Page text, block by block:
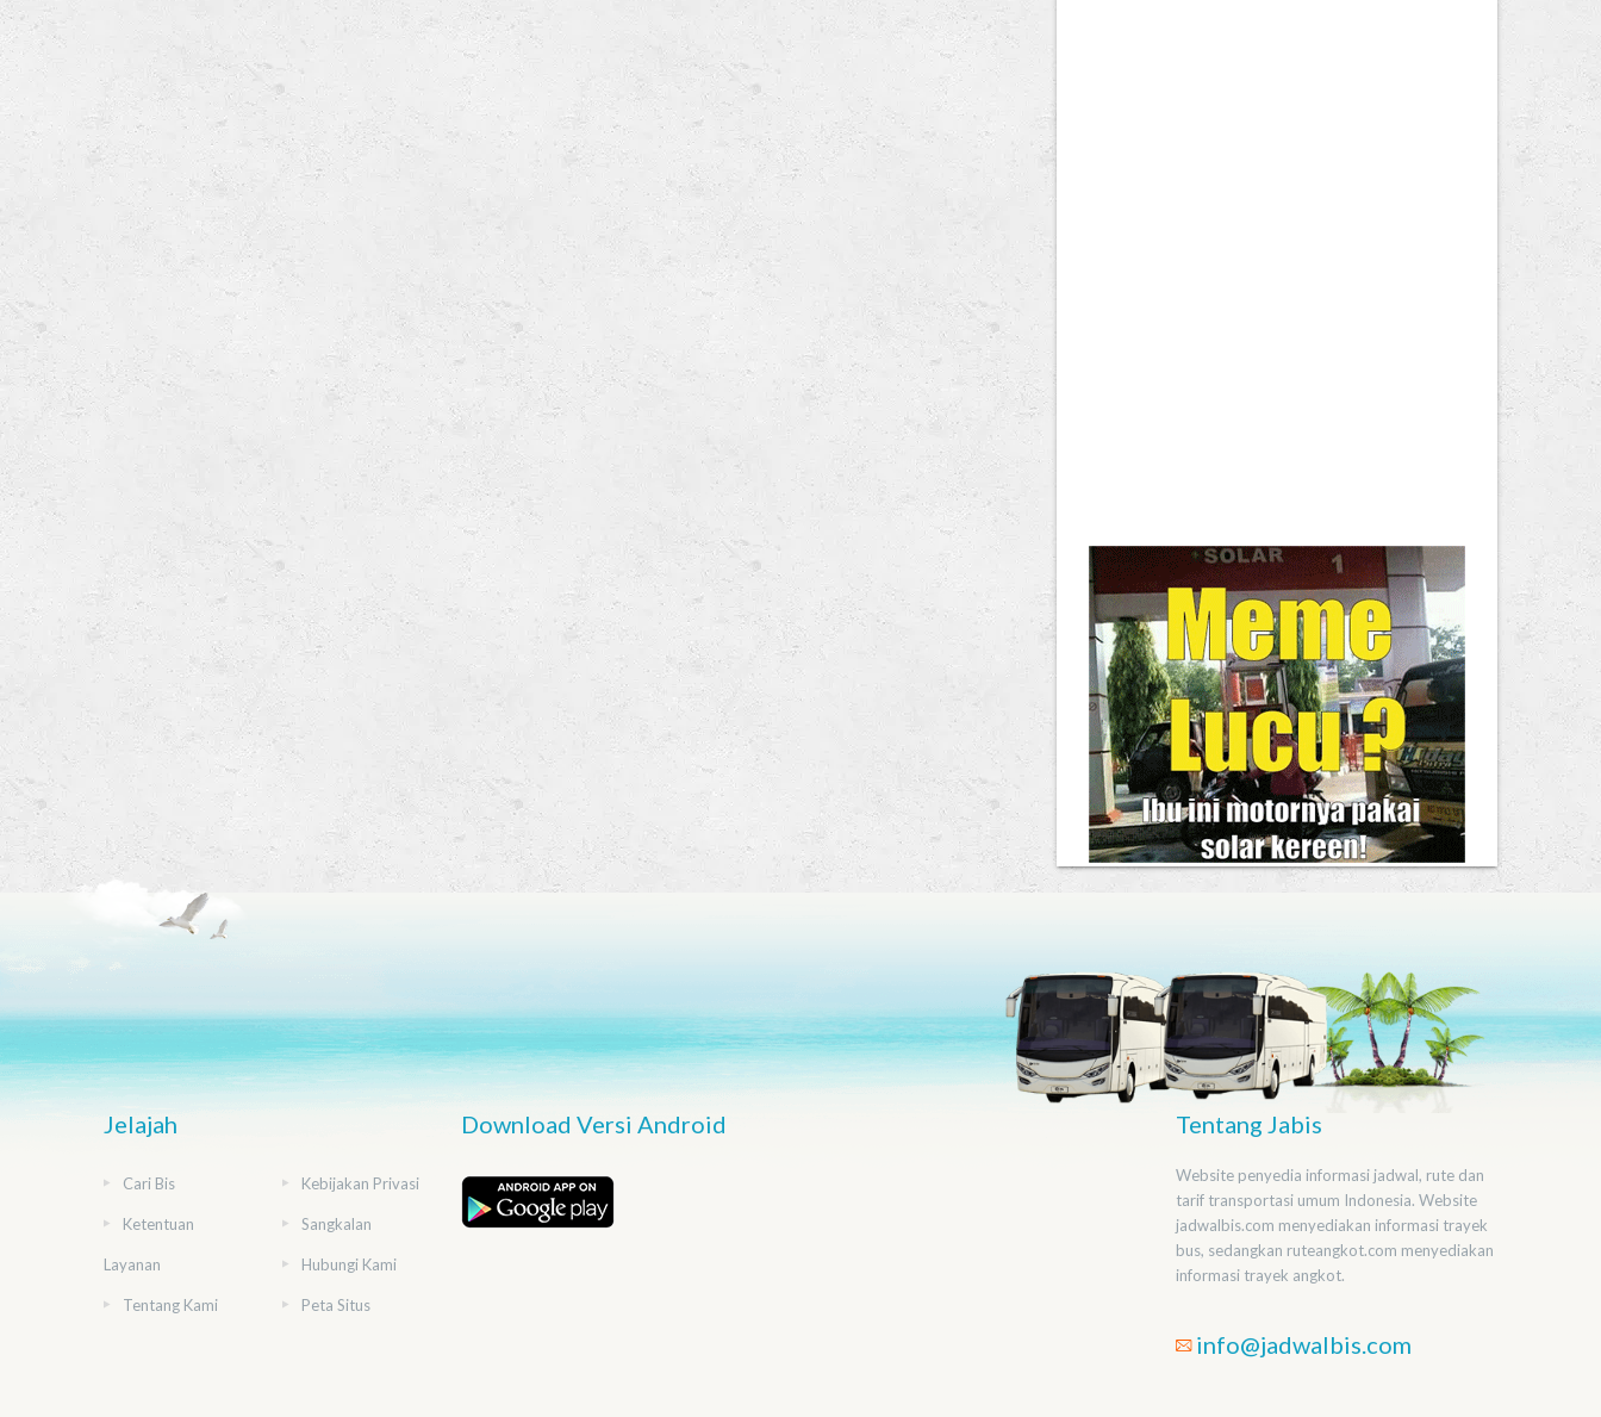
Jelajah
Cari Bis Kebijakan Privasi
Ketentuan
Layanan
Sangkalan
Hubungi Kami
Tentang Kami Peta Situs
Download Versi Android Tentang Jabis
Website penyedia informasi jadwal, rute dan
tarif transportasi umum Indonesia. Website
jadwalbis.com menyediakan informasi trayek
bus, sedangkan ruteangkot.com menyediakan
informasi trayek angkot.
info@jadwalbis.com